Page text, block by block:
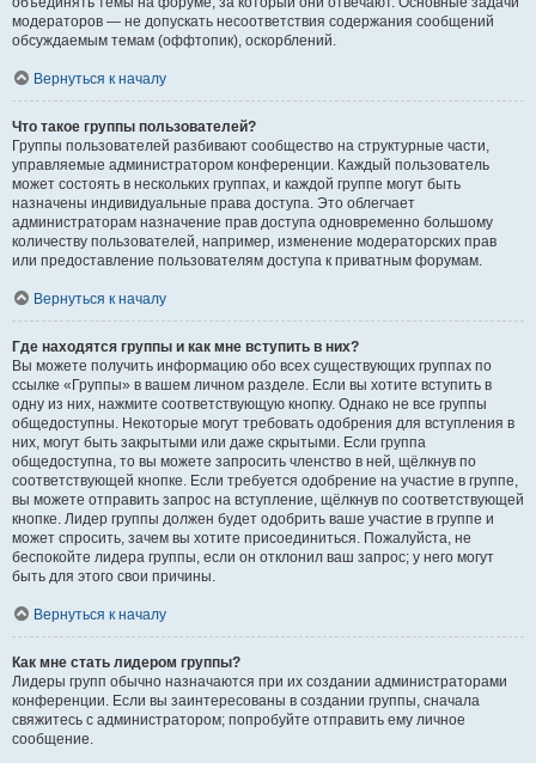
модераторов — не допускать несоответствия содержания сообщений
обсуждаемым темам (оффтопик), оскорблений.
Вернуться к началу
Что такое группы пользователей?
Группы пользователей разбивают сообщество на структурные части,
управляемые администратором конференции. Каждый пользователь
может состоять в нескольких группах, и каждой группе могут быть
назначены индивидуальные права доступа. Это облегчает
администраторам назначение прав доступа одновременно большому
количеству пользователей, например, изменение модераторских прав
или предоставление пользователям доступа к приватным форумам.
Вернуться к началу
Где находятся группы и как мне вступить в них?
Вы можете получить информацию обо всех существующих группах по
ссылке «Группы» в вашем личном разделе. Если вы хотите вступить в
одну из них, нажмите соответствующую кнопку. Однако не все группы
общедоступны. Некоторые могут требовать одобрения для вступления в
них, могут быть закрытыми или даже скрытыми. Если группа
общедоступна, то вы можете запросить членство в ней, щёлкнув по
соответствующей кнопке. Если требуется одобрение на участие в группе,
вы можете отправить запрос на вступление, щёлкнув по соответствующей
кнопке. Лидер группы должен будет одобрить ваше участие в группе и
может спросить, зачем вы хотите присоединиться. Пожалуйста, не
беспокойте лидера группы, если он отклонил ваш запрос; у него могут
быть для этого свои причины.
Вернуться к началу
Как мне стать лидером группы?
Лидеры групп обычно назначаются при их создании администраторами
конференции. Если вы заинтересованы в создании группы, сначала
свяжитесь с администратором; попробуйте отправить ему личное
сообщение.